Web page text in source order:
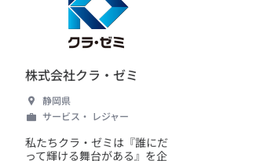
株式会社クラ・ゼミ
静岡県
サービス・ レジャー
私たちクラ・ゼミは『誰にだ
って輝ける舞台がある』を企